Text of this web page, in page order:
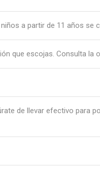
a partir de 11 años se
que escojas. Consulta la
de llevar efectivo para